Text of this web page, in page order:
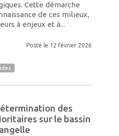
Cette démarche
de ces milieux,
à enjeux et à...
Posté le 12 février 2026
des
sur le bassin